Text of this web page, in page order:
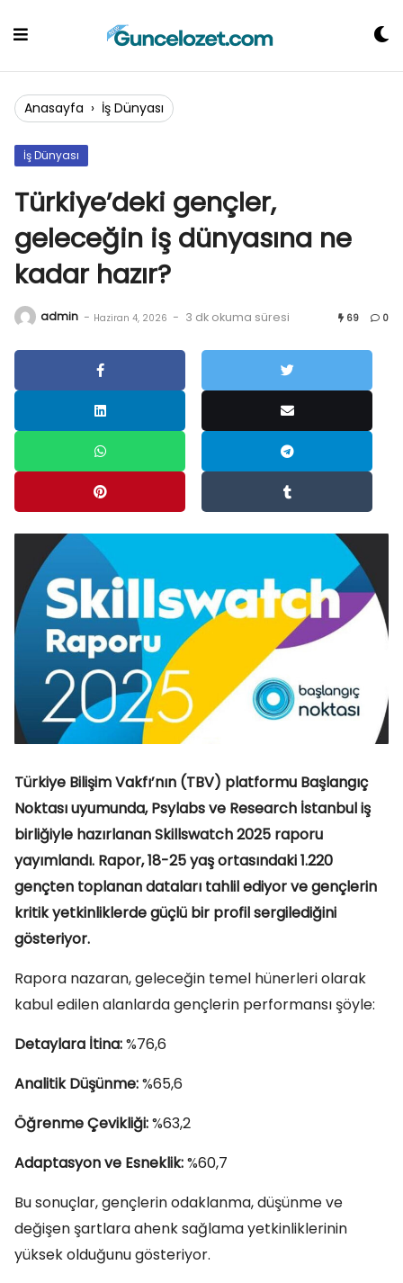
Anasayfa › İş Dünyası
İş Dünyası
Türkiye’deki gençler,
geleceğin iş dünyasına ne
kadar hazır?
admin - Haziran 4, 2026 - 3 dk okuma süresi 69 0
Türkiye Bilişim Vakfı’nın (TBV) platformu Başlangıç
Noktası uyumunda, Psylabs ve Research İstanbul iş
birliğiyle hazırlanan Skillswatch 2025 raporu
yayımlandı. Rapor, 18-25 yaş ortasındaki 1.220
gençten toplanan dataları tahlil ediyor ve gençlerin
kritik yetkinliklerde güçlü bir profil sergilediğini
gösteriyor.
Rapora nazaran, geleceğin temel hünerleri olarak
kabul edilen alanlarda gençlerin performansı şöyle:
Detaylara İtina:%76,6
Analitik Düşünme:%65,6
Öğrenme Çevikliği:%63,2
Adaptasyon ve Esneklik:%60,7
Bu sonuçlar, gençlerin odaklanma, düşünme ve
değişen şartlara ahenk sağlama yetkinliklerinin
yüksek olduğunu gösteriyor.